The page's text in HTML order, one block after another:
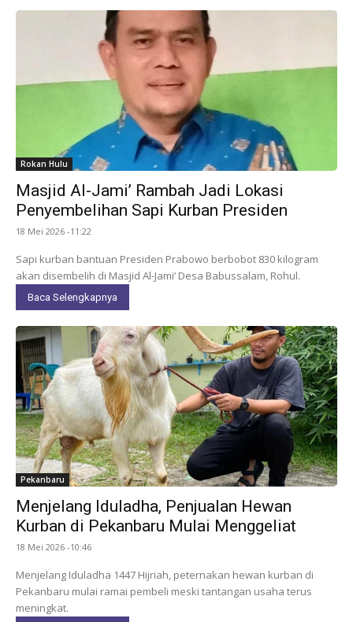
Rokan Hulu
Masjid Al-Jami’ Rambah Jadi Lokasi
Penyembelihan Sapi Kurban Presiden
18 Mei 2026 -11:22
Sapi kurban bantuan Presiden Prabowo berbobot 830 kilogram
akan disembelih di Masjid Al-Jami’ Desa Babussalam, Rohul.
Baca Selengkapnya
Pekanbaru
Menjelang Iduladha, Penjualan Hewan
Kurban di Pekanbaru Mulai Menggeliat
18 Mei 2026 -10:46
Menjelang Iduladha 1447 Hijriah, peternakan hewan kurban di
Pekanbaru mulai ramai pembeli meski tantangan usaha terus
meningkat.